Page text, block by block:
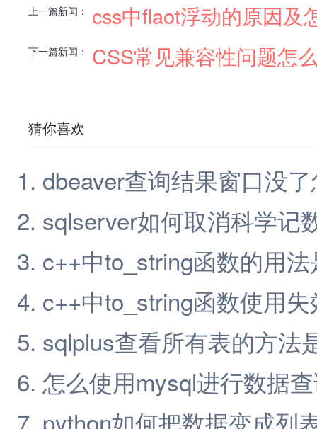
上一篇新闻： css中flaot浮动的原因及
下一篇新闻： CSS常见兼容性问题怎
猜你喜欢
dbeaver查询结果窗口没
sqlserver如何取消科学记
c++中to_string函数的用
c++中to_string函数使用
sqlplus查看所有表的方法
怎么使用mysql进行数据
python如何把数据变成列